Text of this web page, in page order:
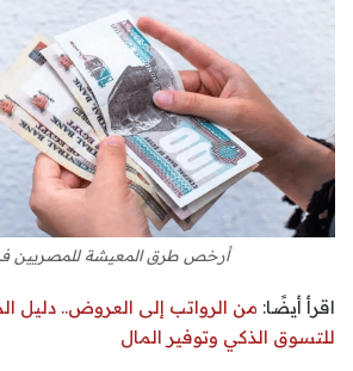
أرخص طرق المعيشة للمصريين
اقرأ أيضًا: من الرواتب إلى العروض.. دليل
للتسوق الذكي وتوفير المال